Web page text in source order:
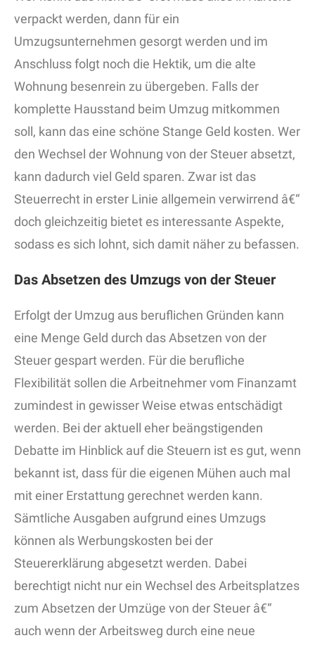
verpackt werden, dann für ein
Umzugsunternehmen gesorgt werden und im
Anschluss folgt noch die Hektik, um die alte
Wohnung besenrein zu übergeben. Falls der
komplette Hausstand beim Umzug mitkommen
soll, kann das eine schöne Stange Geld kosten. Wer
den Wechsel der Wohnung von der Steuer absetzt,
kann dadurch viel Geld sparen. Zwar ist das
Steuerrecht in erster Linie allgemein verwirrend â€“
doch gleichzeitig bietet es interessante Aspekte,
sodass es sich lohnt, sich damit näher zu befassen.
Das Absetzen des Umzugs von der Steuer
Erfolgt der Umzug aus beruflichen Gründen kann
eine Menge Geld durch das Absetzen von der
Steuer gespart werden. Für die berufliche
Flexibilität sollen die Arbeitnehmer vom Finanzamt
zumindest in gewisser Weise etwas entschädigt
werden. Bei der aktuell eher beängstigenden
Debatte im Hinblick auf die Steuern ist es gut, wenn
bekannt ist, dass für die eigenen Mühen auch mal
mit einer Erstattung gerechnet werden kann.
Sämtliche Ausgaben aufgrund eines Umzugs
können als Werbungskosten bei der
Steuererklärung abgesetzt werden. Dabei
berechtigt nicht nur ein Wechsel des Arbeitsplatzes
zum Absetzen der Umzüge von der Steuer â€“
auch wenn der Arbeitsweg durch eine neue